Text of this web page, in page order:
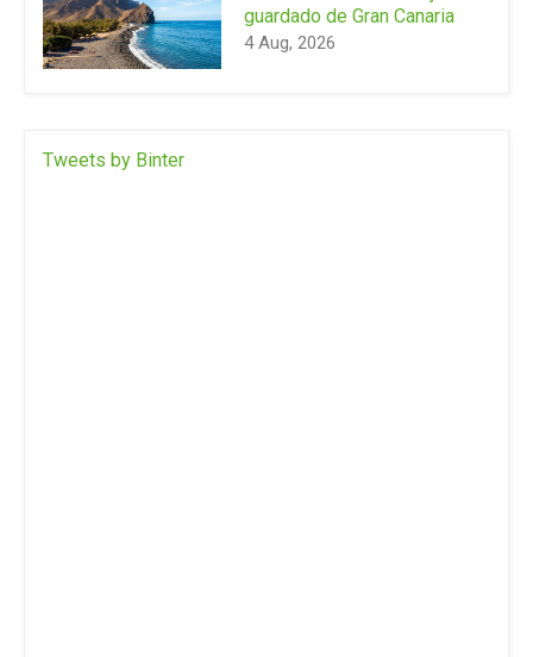
guardado de Gran Canaria
4 Aug, 2026
Tweets by Binter